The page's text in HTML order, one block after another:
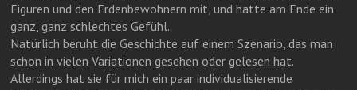
Figuren und den Erdenbewohnern mit, und hatte am Ende ein
ganz, ganz schlechtes Gefühl.
Natürlich beruht die Geschichte auf einem Szenario, das man
schon in vielen Variationen gesehen oder gelesen hat.
Allerdings hat sie für mich ein paar individualisierende